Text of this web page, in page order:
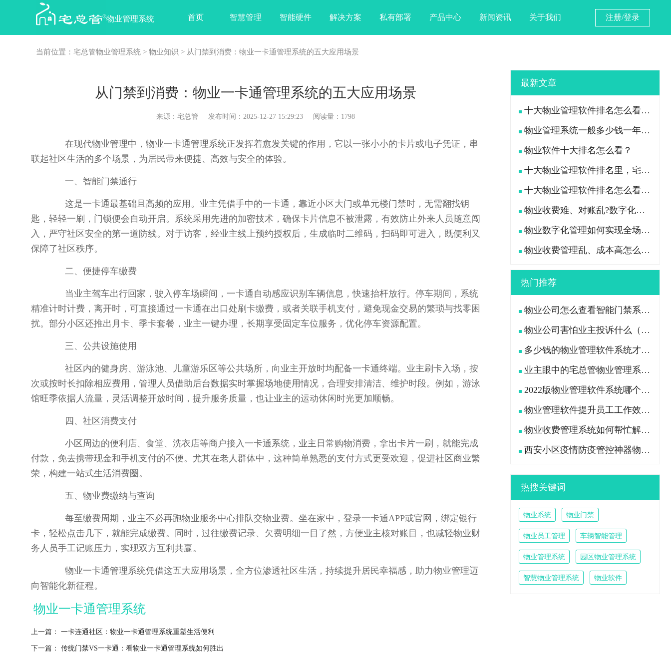
物业管理系统 首页 智慧管理 智能硬件 解决方案 私有部署 产品中心 新闻资讯 关于我们 注册/登录
当前位置： 宅总管物业管理系统 > 物业知识 > 从门禁到消费：物业一卡通管理系统的五大应用场景
从门禁到消费：物业一卡通管理系统的五大应用场景
来源：宅总管 发布时间：2025-12-27 15:29:23 阅读量：1798
在现代物业管理中，物业一卡通管理系统正发挥着愈发关键的作用，它以一张小小的卡片或电子凭证，串
联起社区生活的多个场景，为居民带来便捷、高效与安全的体验。
一、智能门禁通行
这是一卡通最基础且高频的应用。业主凭借手中的一卡通，靠近小区大门或单元楼门禁时，无需翻找钥
匙，轻轻一刷，门锁便会自动开启。系统采用先进的加密技术，确保卡片信息不被泄露，有效防止外来人员随意闯
入，严守社区安全的第一道防线。对于访客，经业主线上预约授权后，生成临时二维码，扫码即可进入，既便利又
保障了社区秩序。
二、便捷停车缴费
当业主驾车出行回家，驶入停车场瞬间，一卡通自动感应识别车辆信息，快速抬杆放行。停车期间，系统
精准计时计费，离开时，可直接通过一卡通在出口处刷卡缴费，或者关联手机支付，避免现金交易的繁琐与找零困
扰。部分小区还推出月卡、季卡套餐，业主一键办理，长期享受固定车位服务，优化停车资源配置。
三、公共设施使用
社区内的健身房、游泳池、儿童游乐区等公共场所，向业主开放时均配备一卡通终端。业主刷卡入场，按
次或按时长扣除相应费用，管理人员借助后台数据实时掌握场地使用情况，合理安排清洁、维护时段。例如，游泳
馆旺季依据人流量，灵活调整开放时间，提升服务质量，也让业主的运动休闲时光更加顺畅。
四、社区消费支付
小区周边的便利店、食堂、洗衣店等商户接入一卡通系统，业主日常购物消费，拿出卡片一刷，就能完成
付款，免去携带现金和手机支付的不便。尤其在老人群体中，这种简单熟悉的支付方式更受欢迎，促进社区商业繁
荣，构建一站式生活消费圈。
五、物业费缴纳与查询
每至缴费周期，业主不必再跑物业服务中心排队交物业费。坐在家中，登录一卡通APP或官网，绑定银行
卡，轻松点击几下，就能完成缴费。同时，过往缴费记录、欠费明细一目了然，方便业主核对账目，也减轻物业财
务人员手工记账压力，实现双方互利共赢。
物业一卡通管理系统凭借这五大应用场景，全方位渗透社区生活，持续提升居民幸福感，助力物业管理迈
向智能化新征程。
物业一卡通管理系统
上一篇： 一卡连通社区：物业一卡通管理系统重塑生活便利
下一篇： 传统门禁VS一卡通：看物业一卡通管理系统如何胜出
最新文章
十大物业管理软件排名怎么看？宅总管靠什么在榜上站住脚？
物业管理系统一般多少钱一年？宅总管一年费用多少？
物业软件十大排名怎么看？
十大物业管理软件排名里，宅总管凭什么被300多家物业公司选择？
十大物业管理软件排名怎么看？宅总管凭什么能进榜？
物业收费难、对账乱?数字化手段如何落地解决
物业数字化管理如何实现全场景高效管控？
物业收费管理乱、成本高怎么办？
热门推荐
物业公司怎么查看智能门禁系统中行人及车辆出入记录
物业公司害怕业主投诉什么（业主用什么办法“治”物业公司）
多少钱的物业管理软件系统才是功能全且好用的？
业主眼中的宅总管物业管理系统APP是什么样的?
2022版物业管理软件系统哪个好（挑选物业软件看这7点）
物业管理软件提升员工工作效率、减轻工作压力
物业收费管理系统如何帮忙解决物业公司收费困难问题
西安小区疫情防疫管控神器物业管理系统
热搜关键词
物业系统 物业门禁
物业员工管理 车辆智能管理
物业管理系统 园区物业管理系统
智慧物业管理系统 物业软件